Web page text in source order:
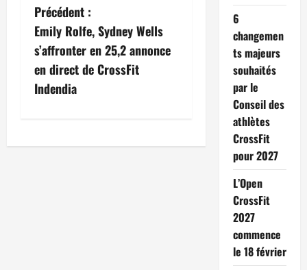
Précédent :
Emily Rolfe, Sydney Wells
s’affronter en 25,2 annonce
en direct de CrossFit
Indendia
6
changemen
ts majeurs
souhaités
par le
Conseil des
athlètes
CrossFit
pour 2027
L’Open
CrossFit
2027
commence
le 18 février